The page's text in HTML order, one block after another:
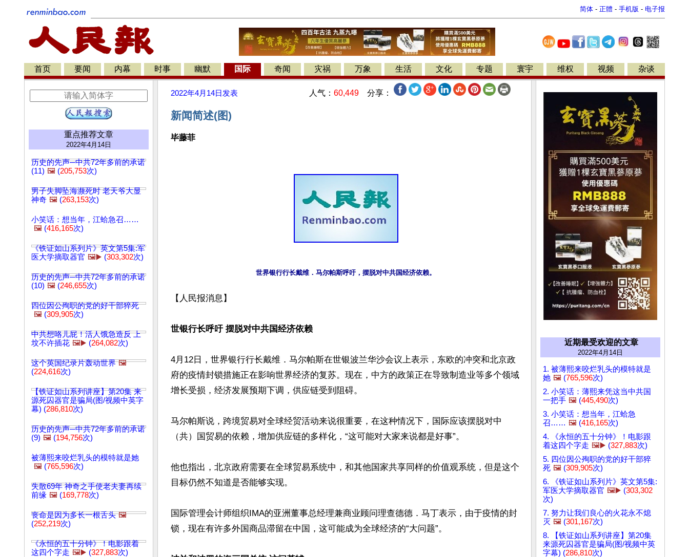
简体 - 正體 - 手机版 - 电子报
首页 要闻 内幕 时事 幽默 国际 奇闻 灾祸 万象 生活 文化 专题 寰宇 维权 视频 杂谈
重点推荐文章
2022年4月14日
历史的先声─中共72年多前的承诺
(11) 🖼️ (205,753次)
男子失脚坠海濒死时 老天爷大显
神奇 🖼️ (263,153次)
小笑话：想当年，江蛤急召……
🖼️ (416,165次)
《铁证如山系列片》英文第5集:军
医大学摘取器官 🖼️▶️ (303,302次)
历史的先声─中共72年多前的承诺
(10) 🖼️ (246,655次)
四位因公殉职的党的好干部猝死
🖼️ (309,905次)
中共想咯儿屁！活人饿急造反 上
坟不许插花 🖼️▶️ (264,082次)
这个英国纪录片轰动世界 🖼️
(224,616次)
【铁证如山系列讲座】第20集 来
源死囚器官是骗局(图/视频中英字
幕) (286,810次)
历史的先声─中共72年多前的承诺
(9) 🖼️ (194,756次)
被薄熙来咬烂乳头的模特就是她
🖼️ (765,596次)
失散69年 神奇之手使老夫妻再续
前缘 🖼️ (169,778次)
丧命是因为多长一根舌头 🖼️
(252,219次)
《永恒的五十分钟》！电影跟着
这四个字走 🖼️▶️ (327,883次)
2022年4月14日 发表 人气： 60,449 分享：
新闻简述(图)
毕藤菲
【人民报消息】
世银行长呼吁 摆脱对中共国经济依赖
4月12日，世界银行行长戴维．马尔帕斯在世银波兰华沙会议上表示，东欧的冲突和北京政
府的疫情封锁措施正在影响世界经济的复苏。现在，中方的政策正在导致制造业等多个领域
增长受损，经济发展预期下调，供应链受到阻碍。
马尔帕斯说，跨境贸易对全球经贸活动来说很重要，在这种情况下，国际应该摆脱对中
（共）国贸易的依赖，增加供应链的多样化，“这可能对大家来说都是好事”。
他也指出，北京政府需要在全球贸易系统中，和其他国家共享同样的价值观系统，但是这个
目标仍然不知道是否能够实现。
国际管理会计师组织IMA的亚洲董事总经理兼商业顾问理查德德．马丁表示，由于疫情的封
锁，现在有许多外国商品滞留在中国，这可能成为全球经济的“大问题”。
近期最受欢迎的文章
2022年4月14日
1. 被薄熙来咬烂乳头的模特就是
她 🖼️ (765,596次)
2. 小笑话：薄熙来凭这当中共国
一把手 🖼️ (445,490次)
3. 小笑话：想当年，江蛤急
召…… 🖼️ (416,165次)
4. 《永恒的五十分钟》！电影跟
着这四个字走 🖼️▶️ (327,883次)
5. 四位因公殉职的党的好干部猝
死 🖼️ (309,905次)
6. 《铁证如山系列片》英文第5集:
军医大学摘取器官 🖼️▶️ (303,302
次)
7. 努力让我们良心的火花永不熄
灭 🖼️ (301,167次)
8. 【铁证如山系列讲座】第20集
来源死囚器官是骗局(图/视频中英
字幕) (286,810次)